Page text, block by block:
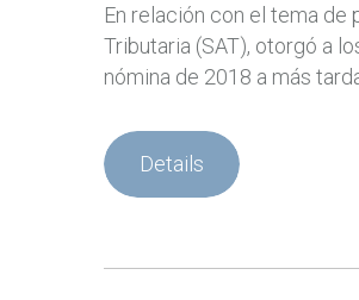
En relación con el tema
Tributaria (SAT), otorgó a
nómina de 2018 a más
Details